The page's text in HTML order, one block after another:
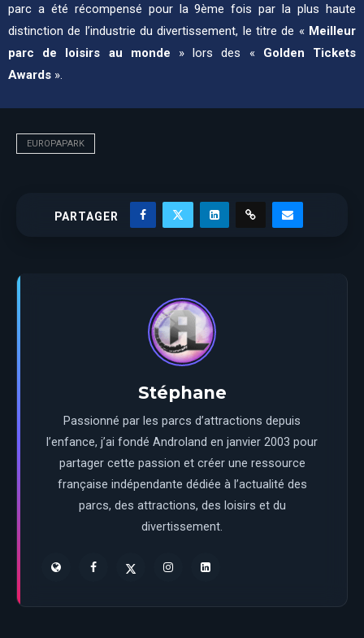
parc a été récompensé pour la 9ème fois par la plus haute
distinction de l’industrie du divertissement, le titre de « Meilleur
parc de loisirs au monde » lors des « Golden Tickets
Awards ».
EUROPAPARK
PARTAGER
Stéphane
Passionné par les parcs d’attractions depuis
l’enfance, j’ai fondé Androland en janvier 2003 pour
partager cette passion et créer une ressource
française indépendante dédiée à l’actualité des
parcs, des attractions, des loisirs et du
divertissement.